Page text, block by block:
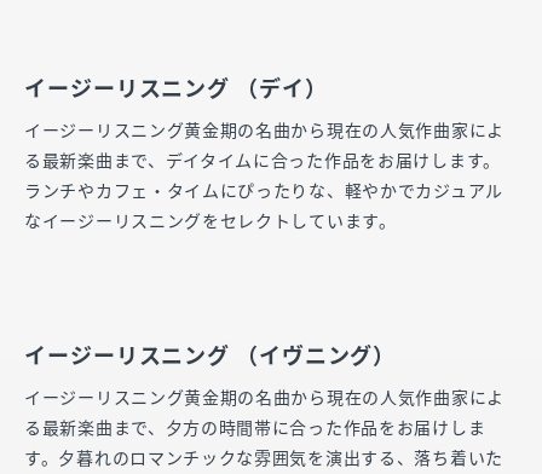
イージーリスニング （デイ）
イージーリスニング黄金期の名曲から現在の人気作曲家によ
る最新楽曲まで、デイタイムに合った作品をお届けします。
ランチやカフェ・タイムにぴったりな、軽やかでカジュアル
なイージーリスニングをセレクトしています。
イージーリスニング （イヴニング）
イージーリスニング黄金期の名曲から現在の人気作曲家によ
る最新楽曲まで、夕方の時間帯に合った作品をお届けしま
す。夕暮れのロマンチックな雰囲気を演出する、落ち着いた